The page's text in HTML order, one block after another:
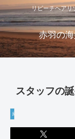
リビーチヘアリ
赤羽の
スタッフの誕
経営・学び